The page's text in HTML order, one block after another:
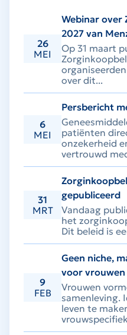
26
MEI
Webinar over
2027 van
Op 31 maart
over dit...
6
MEI
Persbericht
patiënten
onzekerheid
vertrouwd
31
MRT
gepubliceerd
Vandaag
het
Dit beleid is
9
FEB
Geen niche,
voor
Vrouwen
samenleving.
leven te